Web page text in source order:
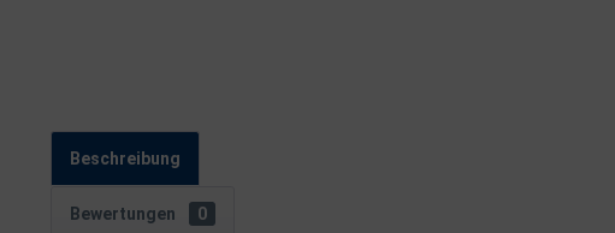
Beschreibung
Bewertungen 0